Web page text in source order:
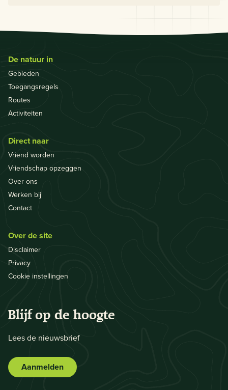
De natuur in
Gebieden
Toegangsregels
Routes
Activiteiten
Direct naar
Vriend worden
Vriendschap opzeggen
Over ons
Werken bij
Contact
Over de site
Disclaimer
Privacy
Cookie instellingen
Blijf op de hoogte
Lees de nieuwsbrief
Aanmelden